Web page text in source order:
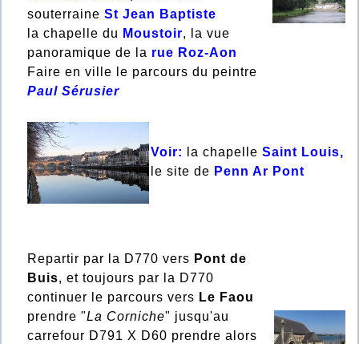
souterraine St Jean Baptiste
la chapelle du Moustoir, la vue
panoramique de la rue Roz-Aon
Faire en ville le parcours du peintre
Paul Sérusier
Voir: la chapelle Saint Louis,
le site de Penn Ar Pont
Repartir par la D770 vers Pont de
Buis, et toujours par la D770
continuer le parcours vers Le Faou
prendre "La Corniche" jusqu'au
carrefour D791 X D60 prendre alors